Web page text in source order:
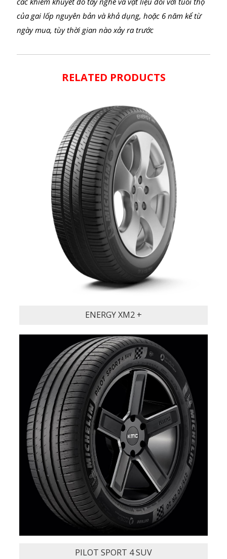
Chế độ bảo hành tiêu chuẩn và có giới hạn.
các khiếm khuyết do tay nghề và vật liệu đối với tuổi thọ
ngày mua, tùy thời gian nào xảy ra trước
ENERGY XM2 +